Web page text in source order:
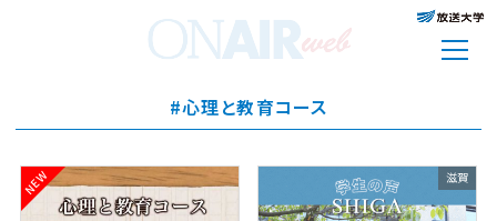
#心理と教育コース
NEW 滋賀